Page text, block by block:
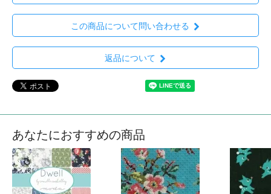
この商品について問い合わせる
返品について
あなたにおすすめの商品